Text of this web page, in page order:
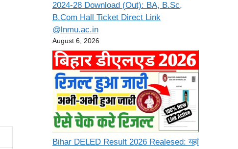
2024-28 Download (Out): BA, B.Sc,
B.Com Hall Ticket Direct Link
@lnmu.ac.in
August 6, 2026
Bihar DELED Result 2026 Realesed: यहां